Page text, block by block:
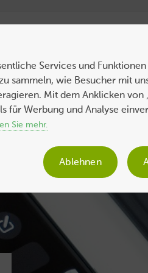
SEO Expertenbeiträge
Services und
sammeln, wie Besucher mit
Mit dem Anklicken von
für Werbung und Analyse
Sie mehr.
Ablehnen